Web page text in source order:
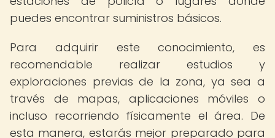
puedes encontrar suministros básicos.
Para adquirir este conocimiento, es
recomendable realizar estudios y
exploraciones previas de la zona, ya sea a
través de mapas, aplicaciones móviles o
incluso recorriendo físicamente el área. De
esta manera, estarás mejor preparado para